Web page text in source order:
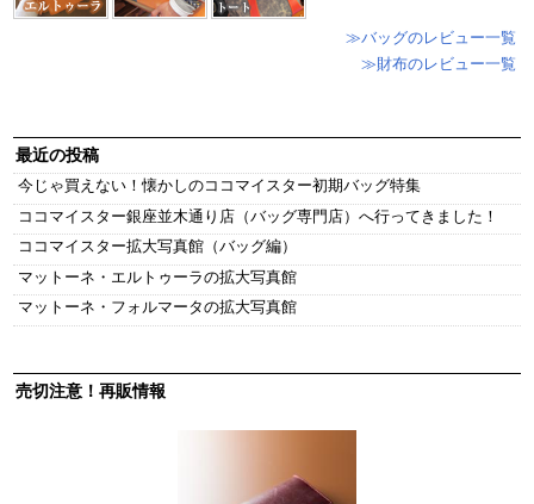
≫バッグのレビュー一覧
≫財布のレビュー一覧
最近の投稿
今じゃ買えない！懐かしのココマイスター初期バッグ特集
ココマイスター銀座並木通り店（バッグ専門店）へ行ってきました！
ココマイスター拡大写真館（バッグ編）
マットーネ・エルトゥーラの拡大写真館
マットーネ・フォルマータの拡大写真館
売切注意！再販情報